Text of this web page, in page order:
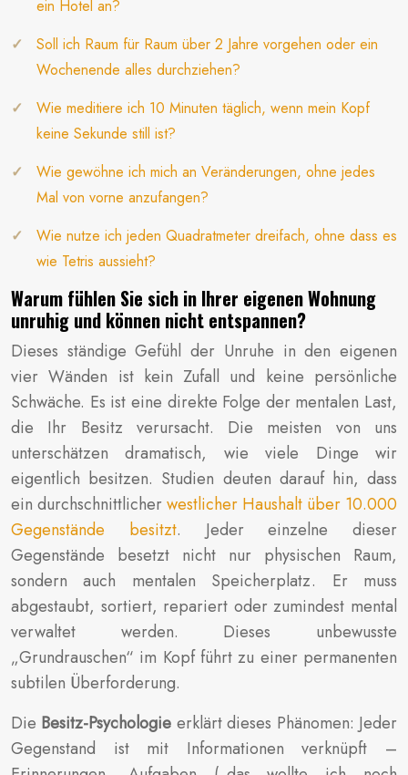
ein Hotel an?
Soll ich Raum für Raum über 2 Jahre vorgehen oder ein
Wochenende alles durchziehen?
Wie meditiere ich 10 Minuten täglich, wenn mein Kopf
keine Sekunde still ist?
Wie gewöhne ich mich an Veränderungen, ohne jedes
Mal von vorne anzufangen?
Wie nutze ich jeden Quadratmeter dreifach, ohne dass es
wie Tetris aussieht?
Warum fühlen Sie sich in Ihrer eigenen Wohnung
unruhig und können nicht entspannen?
Dieses ständige Gefühl der Unruhe in den eigenen
vier Wänden ist kein Zufall und keine persönliche
Schwäche. Es ist eine direkte Folge der mentalen Last,
die Ihr Besitz verursacht. Die meisten von uns
unterschätzen dramatisch, wie viele Dinge wir
eigentlich besitzen. Studien deuten darauf hin, dass
ein durchschnittlicherwestlicher Haushalt über 10.000
Gegenstände besitzt. Jeder einzelne dieser
Gegenstände besetzt nicht nur physischen Raum,
sondern auch mentalen Speicherplatz. Er muss
abgestaubt, sortiert, repariert oder zumindest mental
verwaltet werden. Dieses unbewusste
„Grundrauschen“ im Kopf führt zu einer permanenten
subtilen Überforderung.
Die Besitz-Psychologie erklärt dieses Phänomen: Jeder
Gegenstand ist mit Informationen verknüpft –